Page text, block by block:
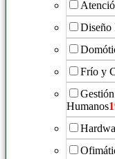
Diseño
Frío y
Humanos